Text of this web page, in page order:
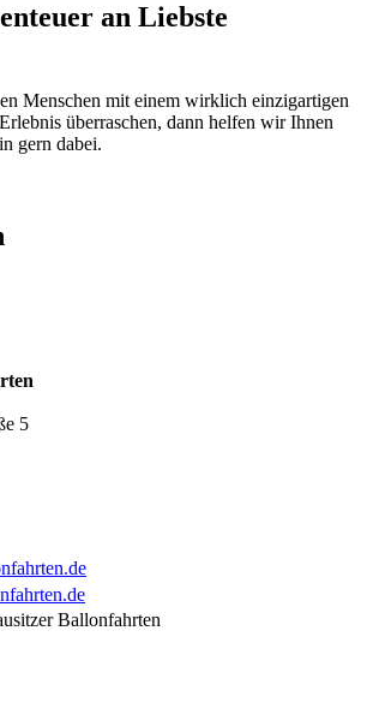
an Liebste
Menschen mit einem wirklich einzigartigen
überraschen, dann helfen wir Ihnen
gern dabei.
5
Ballonfahrten